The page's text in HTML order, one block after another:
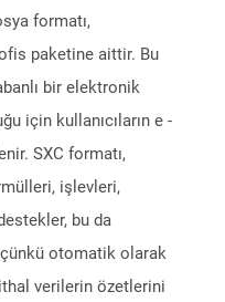
formatı,
paketine aittir. Bu
bir elektronik
için kullanıcıların e -
SXC formatı,
işlevleri,
bu da
otomatik olarak
verilerin özetlerini